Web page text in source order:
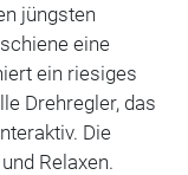
jüngsten
eine
ein riesiges
Drehregler, das
Die
Relaxen.